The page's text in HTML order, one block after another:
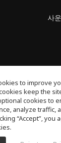
사
개
to improve
keep the
cookies to
analyze traffic,
“Accept”, you